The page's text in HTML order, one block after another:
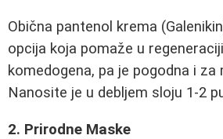
Obična pantenol krema
opcija koja pomaže u
komedogena, pa je pogodna i za
Nanosite je u debljem sloju 1-2
2. Prirodne Maske